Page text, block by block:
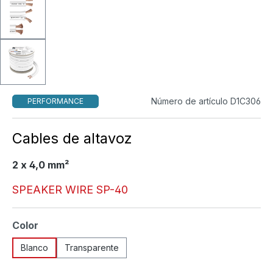
PERFORMANCE Número de artículo D1C306
Cables de altavoz
2 x 4,0 mm²
SPEAKER WIRE SP-40
Seleccione
Color
Blanco Transparente